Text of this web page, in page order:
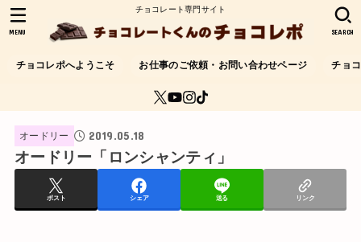
チョコレート専門サイト
チョコレポへようこそ お仕事のご依頼・お問い合わせページ チョ
SEARCH
MENU
オードリー 2019.05.18
オードリー「ロンシャンティ」
ポスト シェア 送る リンク